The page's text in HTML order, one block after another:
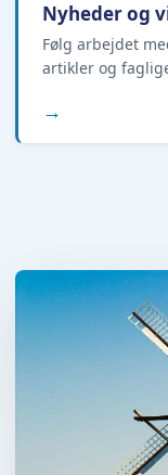
Nyheder og
Følg arbejdet
artikler og
→